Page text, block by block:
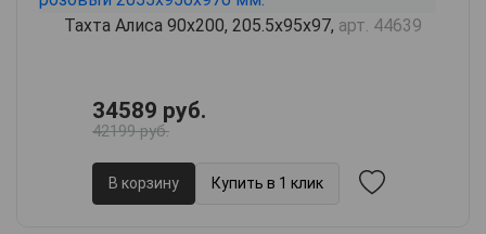
Тахта Алиса 90х200, 205.5х95х97, арт. 44639
34589 руб.
42199 руб.
В корзину Купить в 1 клик